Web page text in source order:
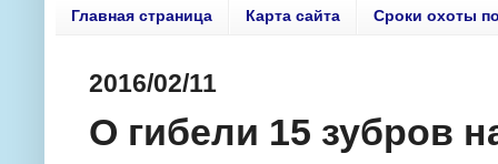
Главная страница Карта сайта Сроки охоты
2016/02/11
О гибели 15 зубров